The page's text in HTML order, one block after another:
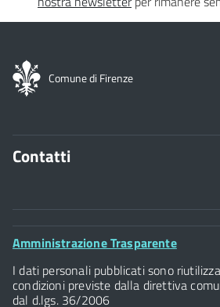
Comune di Firenze
Contatti
Comune di Firenze
Palazzo Vecchio
Piazza della Signoria - 50122, Firenze
P.IVA 01307110484
Footer
Amministrazione Trasparente
I dati personali pubblicati sono
condizioni previste dalla direttiva
dal d.lgs. 36/2006